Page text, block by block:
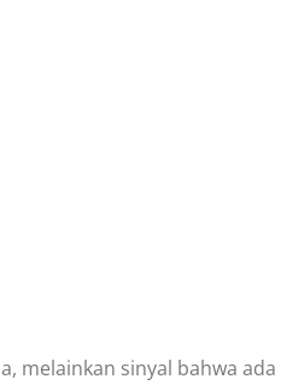
melainkan sinyal bahwa